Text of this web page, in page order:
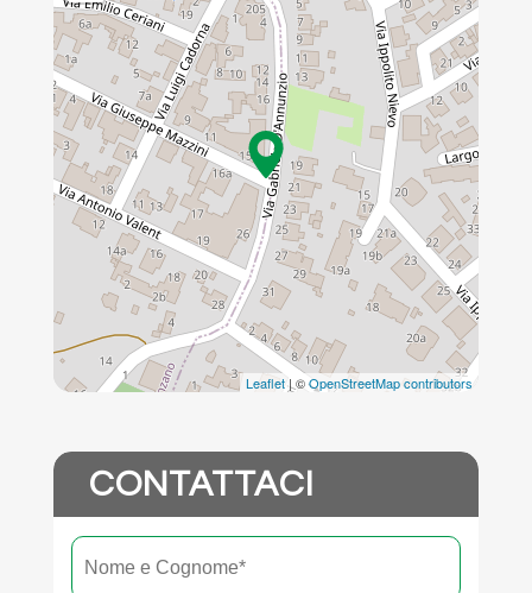
Leaflet| ©OpenStreetMap contributors
CONTATTACI
Nome